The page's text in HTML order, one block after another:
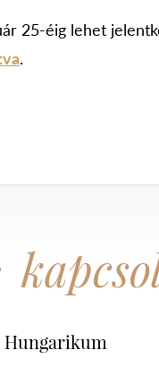
25-éig lehet
.
Hungarikum